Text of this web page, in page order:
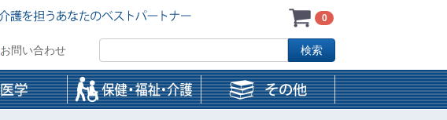
0
お問い合わせ